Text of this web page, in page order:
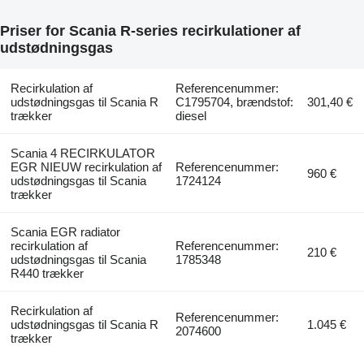
Priser for Scania R-series recirkulationer af
udstødningsgas
Recirkulation af
udstødningsgas til Scania R
trækker
Referencenummer:
C1795704, brændstof:
diesel
301,40 €
Scania 4 RECIRKULATOR
EGR NIEUW recirkulation af
udstødningsgas til Scania
trækker
Referencenummer:
1724124
960 €
Scania EGR radiator
recirkulation af
udstødningsgas til Scania
R440 trækker
Referencenummer:
1785348
210 €
Recirkulation af
udstødningsgas til Scania R
trækker
Referencenummer:
2074600
1.045 €